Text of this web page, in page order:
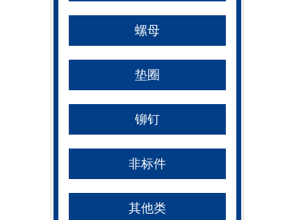
螺母
垫圈
铆钉
非标件
其他类